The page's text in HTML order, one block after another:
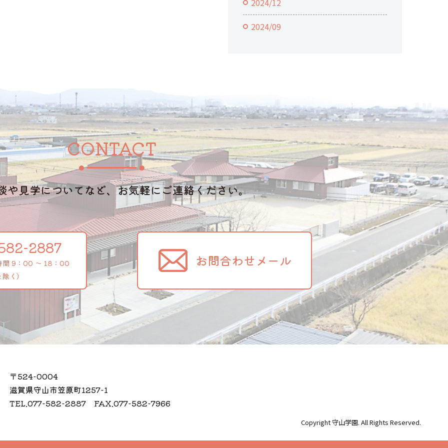
2024/12
2024/09
CONTACT
や見学についてなど、お気軽にご連絡ください。
2887
間 9：00 ～ 18：00
く）
お問合わせメール
〒524-0004
滋賀県守山市笠原町1257-1
TEL.077-582-2887 FAX.077-582-7966
Copyright 守山学園. All Rights Reserved.